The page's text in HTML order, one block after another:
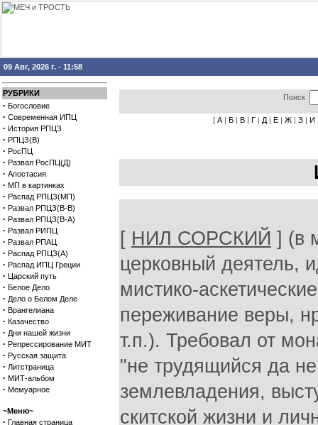
09 Авг, 2026 г. - 11:58
РУБРИКИ
· Богословие
· Современная ИПЦ
· История РПЦЗ
· РПЦЗ(В)
· РосПЦ
· Развал РосПЦ(Д)
· Апостасия
· МП в картинках
· Распад РПЦЗ(МП)
· Развал РПЦЗ(В-В)
· Развал РПЦЗ(В-А)
· Развал РИПЦ
· Развал РПАЦ
· Распад РПЦЗ(А)
· Распад ИПЦ Греции
· Царский путь
· Белое Дело
· Дело о Белом Деле
· Врангелиана
· Казачество
· Дни нашей жизни
· Репрессирование МИТ
· Русская защита
· Литстраница
· МИТ-альбом
· Мемуарное
~Меню~
· Главная страница
Поиск
[ А | Б | В | Г | Д | Е | Ж | З | И
[ НИЛ СОРСКИЙ ] (в
церковный деятель,
мистико-
переживание веры,
т.п.). Требовал от
"не трудящийся да
землевладения,
скитской жизни и